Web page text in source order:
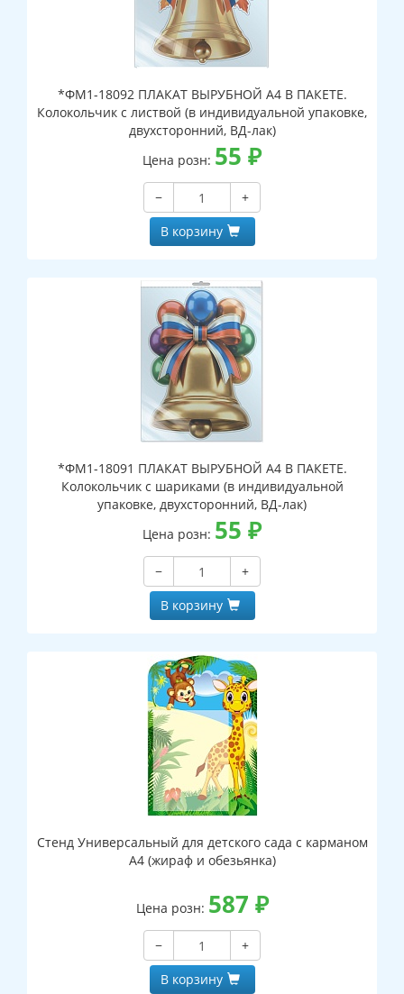
*ФМ1-18092 ПЛАКАТ ВЫРУБНОЙ А4 В ПАКЕТЕ.
Колокольчик с листвой (в индивидуальной упаковке,
двухсторонний, ВД-лак)
Цена розн: 55 ₽
−
+
В корзину
*ФМ1-18091 ПЛАКАТ ВЫРУБНОЙ А4 В ПАКЕТЕ.
Колокольчик с шариками (в индивидуальной
упаковке, двухсторонний, ВД-лак)
Цена розн: 55 ₽
−
+
В корзину
Стенд Универсальный для детского сада с карманом
А4 (жираф и обезьянка)
Цена розн: 587 ₽
−
+
В корзину